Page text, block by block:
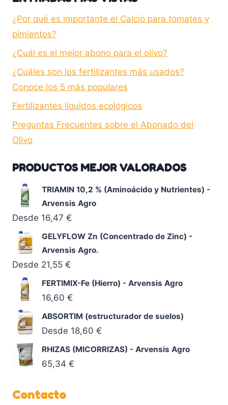
¿Por qué es importante el Calcio para tomates y
pimientos?
¿Cuál es el mejor abono para el olivo?
¿Cuáles son los fertilizantes más usados?
Conoce los 5 más populares
Fertilizantes líquidos ecológicos
Preguntas Frecuentes sobre el Abonado del
Olivo
PRODUCTOS MEJOR VALORADOS
TRIAMIN 10,2 % (Aminoácido y Nutrientes) -
Arvensis Agro
Desde 16,47 €
GELYFLOW Zn (Concentrado de Zinc) -
Arvensis Agro.
Desde 21,55 €
FERTIMIX-Fe (Hierro) - Arvensis Agro
16,60 €
ABSORTIM (estructurador de suelos)
Desde 18,60 €
RHIZAS (MICORRIZAS) - Arvensis Agro
65,34 €
Contacto